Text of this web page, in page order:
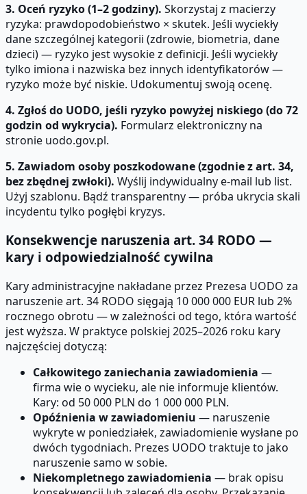
3. Oceń ryzyko (1–2 godziny). Skorzystaj z macierzy
ryzyka: prawdopodobieństwo × skutek. Jeśli wyciekły
dane szczególnej kategorii (zdrowie, biometria, dane
dzieci) — ryzyko jest wysokie z definicji. Jeśli wyciekły
tylko imiona i nazwiska bez innych identyfikatorów —
ryzyko może być niskie. Udokumentuj swoją ocenę.
4. Zgłoś do UODO, jeśli ryzyko powyżej niskiego (do 72
godzin od wykrycia). Formularz elektroniczny na
stronie uodo.gov.pl.
5. Zawiadom osoby poszkodowane (zgodnie z art. 34,
bez zbędnej zwłoki). Wyślij indywidualny e-mail lub list.
Użyj szablonu. Bądź transparentny — próba ukrycia skali
incydentu tylko pogłębi kryzys.
Konsekwencje naruszenia art. 34 RODO —
kary i odpowiedzialność cywilna
Kary administracyjne nakładane przez Prezesa UODO za
naruszenie art. 34 RODO sięgają 10 000 000 EUR lub 2%
rocznego obrotu — w zależności od tego, która wartość
jest wyższa. W praktyce polskiej 2025–2026 roku kary
najczęściej dotyczą:
Całkowitego zaniechania zawiadomienia —
firma wie o wycieku, ale nie informuje klientów.
Kary: od 50 000 PLN do 1 000 000 PLN.
Opóźnienia w zawiadomieniu — naruszenie
wykryte w poniedziałek, zawiadomienie wysłane po
dwóch tygodniach. Prezes UODO traktuje to jako
naruszenie samo w sobie.
Niekompletnego zawiadomienia — brak opisu